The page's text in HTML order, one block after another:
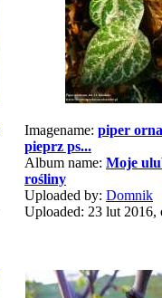
Imagename: piper
pieprz ps...
Album name: Moje
rośliny
Uploaded by: Domnik
Uploaded: 23 lut 2016,